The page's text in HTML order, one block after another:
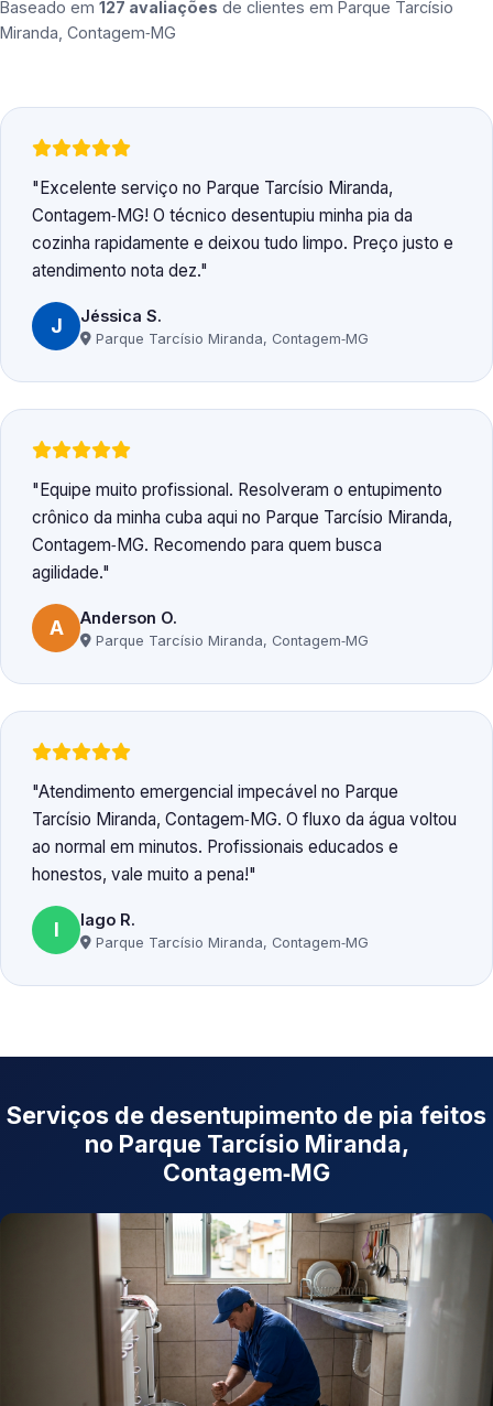
Baseado em 127 avaliações de clientes em Parque Tarcísio
Miranda, Contagem‑MG
Excelente serviço no Parque Tarcísio Miranda,
Contagem‑MG! O técnico desentupiu minha pia da
cozinha rapidamente e deixou tudo limpo. Preço justo e
atendimento nota dez.
J Jéssica S.
Parque Tarcísio Miranda, Contagem‑MG
Equipe muito profissional. Resolveram o entupimento
crônico da minha cuba aqui no Parque Tarcísio Miranda,
Contagem‑MG. Recomendo para quem busca
agilidade.
A Anderson O.
Parque Tarcísio Miranda, Contagem‑MG
Atendimento emergencial impecável no Parque
Tarcísio Miranda, Contagem‑MG. O fluxo da água voltou
ao normal em minutos. Profissionais educados e
honestos, vale muito a pena!
I Iago R.
Parque Tarcísio Miranda, Contagem‑MG
Serviços de desentupimento de pia feitos
no Parque Tarcísio Miranda,
Contagem‑MG